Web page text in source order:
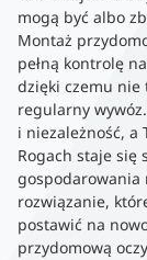
mogą być albo
Montaż
pełną kontrolę
dzięki czemu nie
regularny
i niezależność, a
Rogach staje się
gospodarowania
rozwiązanie,
postawić na
przydomową